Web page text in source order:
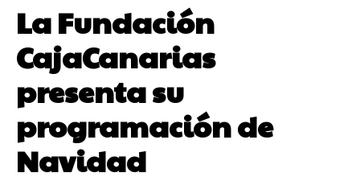
La Fundación
CajaCanarias
presenta su
programación de
Navidad